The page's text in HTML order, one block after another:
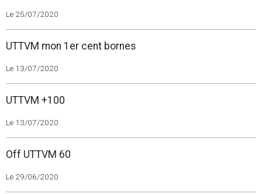
Le 25/07/2020
UTTVM mon 1er cent bornes
Le 13/07/2020
UTTVM +100
Le 13/07/2020
Off UTTVM 60
Le 29/06/2020